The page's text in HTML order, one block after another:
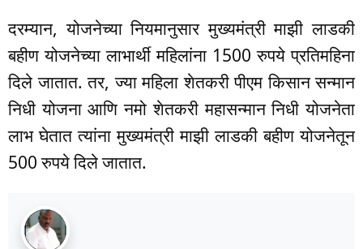
दरम्यान, योजनेच्या नियमानुसार मुख्यमंत्री माझी लाडकी
बहीण योजनेच्या लाभार्थी महिलांना 1500 रुपये प्रतिमहिना
दिले जातात. तर, ज्या महिला शेतकरी पीएम किसान सन्मान
निधी योजना आणि नमो शेतकरी महासन्मान निधी योजनेता
लाभ घेतात त्यांना मुख्यमंत्री माझी लाडकी बहीण योजनेतून
500 रुपये दिले जातात.